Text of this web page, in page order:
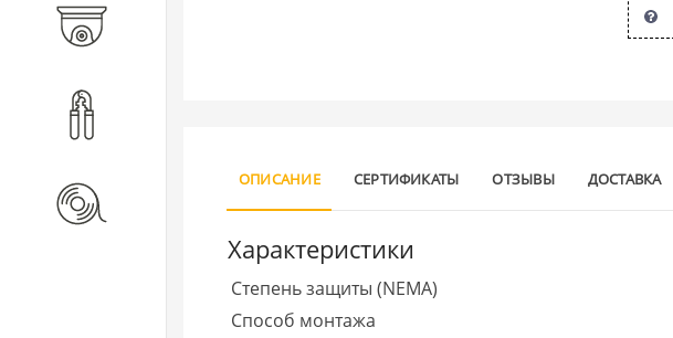
ОПИСАНИЕ СЕРТИФИКАТЫ ОТЗЫВЫ ДОСТАВКА
Характеристики
Степень защиты (NEMA)
Способ монтажа